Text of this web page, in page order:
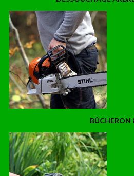
BÛCHERON